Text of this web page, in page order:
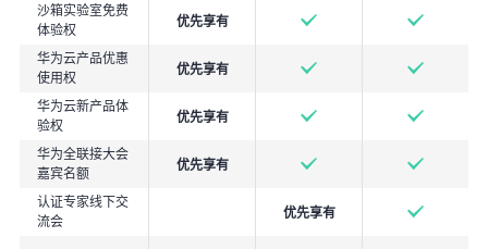
沙箱实验室免费
体验权
优先享有
华为云产品优惠
使用权
优先享有
华为云新产品体
验权
优先享有
华为全联接大会
嘉宾名额
优先享有
认证专家线下交
流会
优先享有